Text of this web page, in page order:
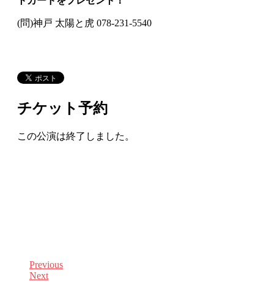
(問)神戸 太陽と虎 078-231-5540
チケット予約
この公演は終了しました。
Previous
Next